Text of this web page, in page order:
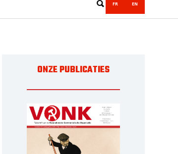
FR EN
ONZE PUBLICATIES